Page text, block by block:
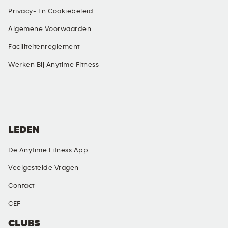
Privacy- En Cookiebeleid
Algemene Voorwaarden
Faciliteitenreglement
Werken Bij Anytime Fitness
CLUBS
LEDEN
De Anytime Fitness App
Veelgestelde Vragen
Contact
CEF